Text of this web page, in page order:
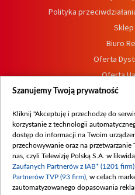
Polityka
Sklep
Biuro
Oferta
Oferta
Procedura
Szanujemy Twoją prywatność
Kliknij "Akceptuję i przechodzę do
korzystanie z technologii
dostęp do informacji na Twoim
przechowywanie oraz na
nas, czyli Telewizję Polską S.A. w
Zaufanych Partnerów z IAB* (1201 firm)
Partnerów TVP (93 firm) , w celach
zautomatyzowanego dopasowania